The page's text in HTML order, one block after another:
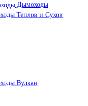
Дымоходы
Теплов и Сухов
Вулкан